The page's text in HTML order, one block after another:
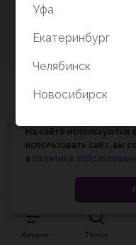
Каталог Поиск
На сайте
использовать сайт, вы
в политике
Уфа
Екатеринбург
Челябинск
Новосибирск